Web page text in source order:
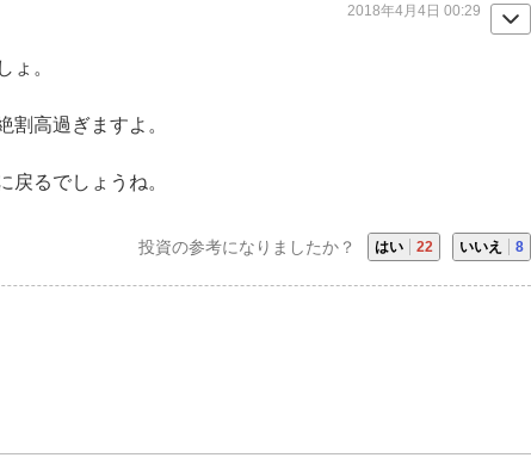
2018年4月4日 00:29
ょ。
割高過ぎますよ。
戻るでしょうね。
投資の参考になりましたか？ はい 22 いいえ 8